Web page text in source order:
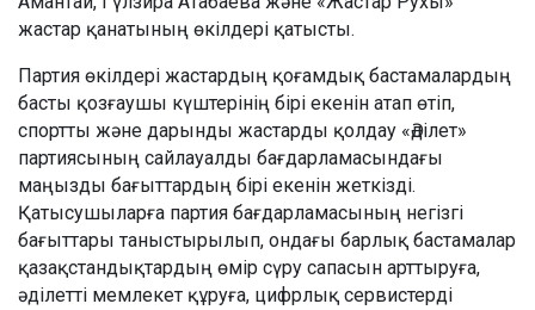
жастар қанатының өкілдері қатысты.
Партия өкілдері жастардың қоғамдық бастамалардың
басты қозғаушы күштерінің бірі екенін атап өтіп,
спортты және дарынды жастарды қолдау «Әділет»
партиясының сайлауалды бағдарламасындағы
маңызды бағыттардың бірі екенін жеткізді.
Қатысушыларға партия бағдарламасының негізгі
бағыттары таныстырылып, ондағы барлық бастамалар
қазақстандықтардың өмір сүру сапасын арттыруға,
әділетті мемлекет құруға, цифрлық сервистерді